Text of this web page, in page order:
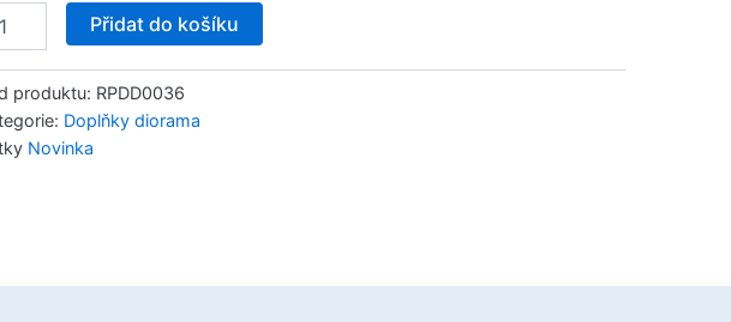
Přidat do košíku
produktu: RPDD0036
Doplňky diorama
Novinka